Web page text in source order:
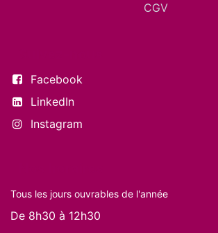
CGV
Facebook
LinkedIn
Instagram
Tous les jours ouvrables de l'année
De 8h30 à 12h30